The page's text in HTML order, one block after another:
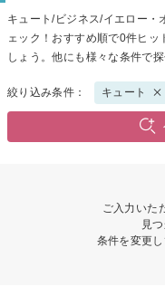
キュート/ビジネス/イエロー・
ェック！おすすめ順で0件ヒ
しょう。他にも様々な条件で探
絞り込み条件： キュート
ご入力いた
見
条件を変更